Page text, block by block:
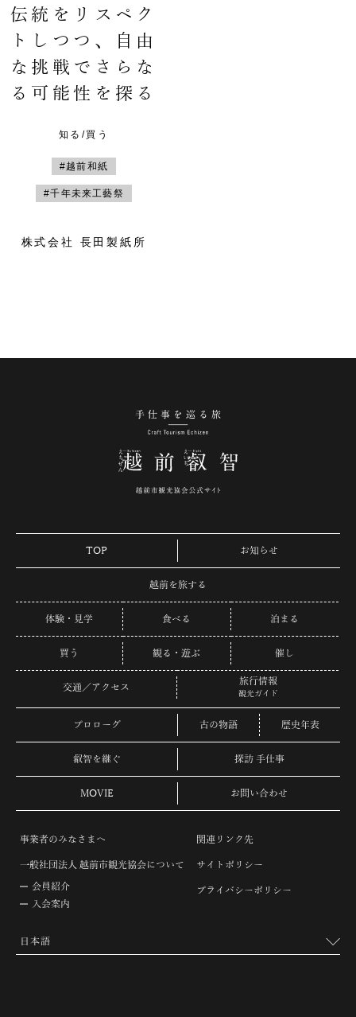
伝統をリスペク
トしつつ、自由
な挑戦でさらな
る可能性を探る
知る/買う
#越前和紙
#千年未来工藝祭
株式会社 長田製紙所
TOP お知らせ
越前を旅する
体験・見学 食べる 泊まる
買う 観る・遊ぶ 催し
交通／アクセス
旅行情報
観光ガイド
プロローグ 古の物語 歴史年表
叡智を継ぐ 探訪 手仕事
MOVIE お問い合わせ
事業者のみなさまへ
一般社団法人 越前市観光協会について
会員紹介
入会案内
関連リンク先
サイトポリシー
プライバシーポリシー